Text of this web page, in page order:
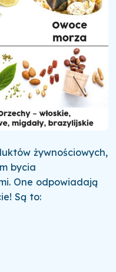
żywnościowych,
bycia
One odpowiadają
Są to: